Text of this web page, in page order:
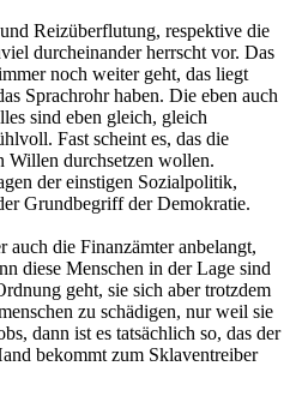
Reizüberflutung, respektive die
durcheinander herrscht vor. Das
noch weiter geht, das liegt
Sprachrohr haben. Die eben auch
sind eben gleich, gleich
Fast scheint es, das die
Willen durchsetzen wollen.
der einstigen Sozialpolitik,
Grundbegriff der Demokratie.
auch die Finanzämter anbelangt,
diese Menschen in der Lage sind
geht, sie sich aber trotzdem
zu schädigen, nur weil sie
dann ist es tatsächlich so, das der
bekommt zum Sklaventreiber